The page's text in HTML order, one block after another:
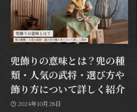
兜飾りの意味とは？兜の種
類・人気の武将・選び方や
飾り方について詳しく紹介
2024年10月28日